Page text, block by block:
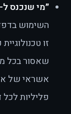
״מי שנכנס ל-Tor עובר עבירה.״
זו
שאסור בכל
אשראי של
פליליות לכל